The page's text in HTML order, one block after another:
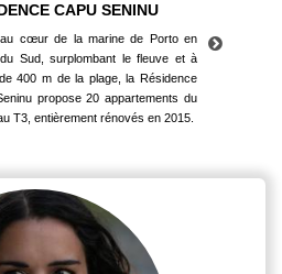
CAPU SENINU
au cœur de la marine de Porto en
Sud, surplombant le fleuve et à
400 m de la plage, la Résidence
propose 20 appartements du
T3, entièrement rénovés en 2015.
du Sud, surplombant le fleuve et à
400 m de la plage, la Résidence
propose 20 appartements du
T3, entièrement rénovés en 2015.